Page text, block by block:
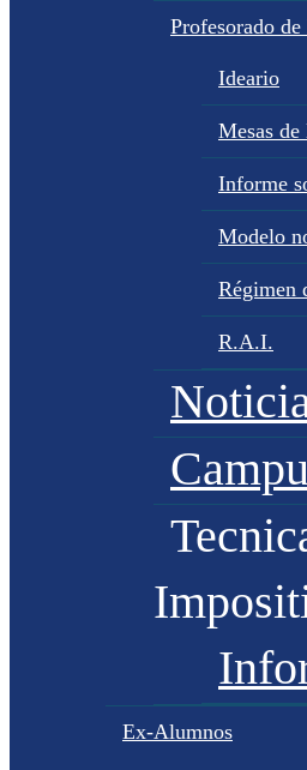
Profesorado
Ideario
Mesas
Informe
Modelo
Régimen
R.A.I.
Ex-Alumnos